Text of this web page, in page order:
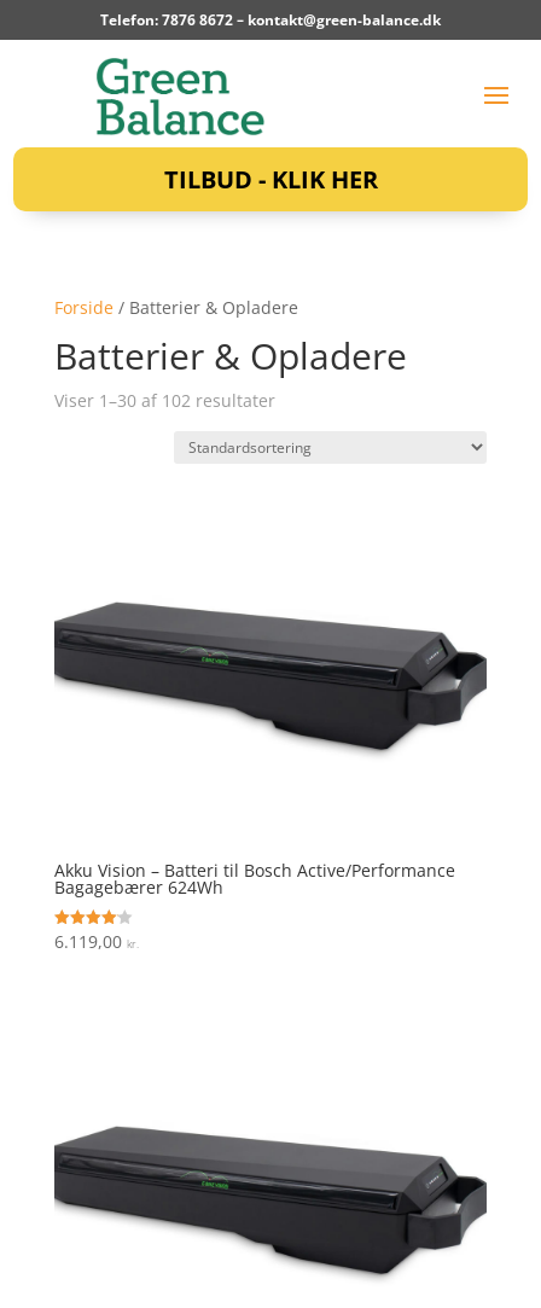
Telefon: 7876 8672 – kontakt@green-balance.dk
TILBUD - KLIK HER
Forside/ Batterier & Opladere
Batterier & Opladere
Viser 1–30 af 102 resultater
Akku Vision – Batteri til Bosch Active/Performance
Bagagebærer 624Wh
Vurderet
4.1
6.119,00 kr.